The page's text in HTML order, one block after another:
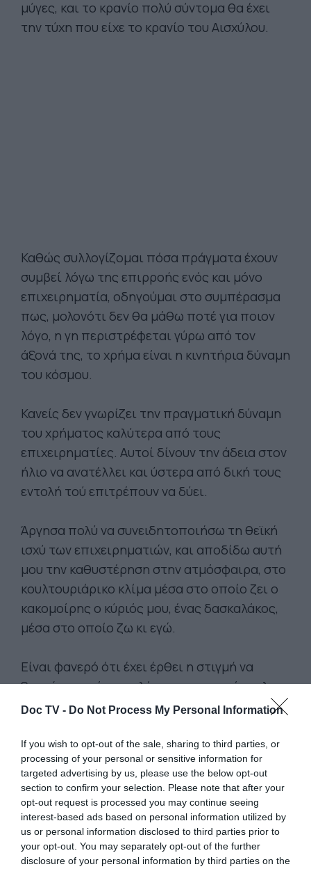
Doc TV - Do Not Process My Personal Information
If you wish to opt-out of the sale, sharing to third parties, or
processing of your personal or sensitive information for
targeted advertising by us, please use the below opt-out
section to confirm your selection. Please note that after your
opt-out request is processed you may continue seeing
interest-based ads based on personal information utilized by
us or personal information disclosed to third parties prior to
your opt-out. You may separately opt-out of the further
disclosure of your personal information by third parties on the
μύγες, και το κρανίο πολύ σύντομα θα έχει
την τύχη που είχε το κρανίο του Αισχύλου.
Καθώς συλλογίζομαι πόσα πράγματα έχουν
συμβεί λόγω της επιρροής ενός και μόνο
επιχειρηματία, οδηγούμαι στο συμπέρασμα
πως, μολονότι δεν θα μάθω ποτέ για ποιον
λόγο, η γη περιστρέφεται γύρω από τον
άξονά της, το χρήμα είναι η κινητήρια δύναμη
του κόσμου.
Κανείς δεν γνωρίζει την πραγματική δύναμη
του χρήματος καλύτερα από τους
επιχειρηματίες. Αυτοί δίνουν την άδεια στον
ήλιο να ανατέλλει και ύστερα από δική τους
εντολή τού επιτρέπουν να δύει.
Άργησα πολύ να συνειδητοποιήσω τη θεϊκή
ισχύ των επιχειρηματιών, και αποδίδω αυτή
μου την καθυστέρηση στην ατμόσφαιρα, στο
κουλτουριάρικο κλίμα μέσα στο οποίο ζει ο
κακομοίρης ο κύριός μου, ένας δασκαλάκος,
μέσα στο οποίο ζω κι εγώ.
Είναι φανερό ότι έχει έρθει η στιγμή να
ξυπνήσει από την πλάνη του ο αχυρόμυαλος
ο κύριός μου και να αναγνωρίσει την
εξακολουθήσει να συμπεριφέρεται με τον
ίδιο τρόπο μπορεί να είναι πλέον επικίνδυνο,
επικίνδυνο, ακόμα και για τη μίζερη, βαρετή,
δυσπεπτική του ζωή την οποία τόσο
απελπισμένα προσπαθεί να διαφυλάξει.
Ορισμένοι από τους αναγνώστες μου ίσως